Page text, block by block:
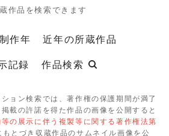
作品を検索できます
制作年
近年の所蔵作品
記録 作品検索
ョン検索では、著作権の保護期間が満了
載の許諾を得た作品の画像を公開すると
の展示に伴う複製等に関する著作権法第
もとづき収蔵作品のサムネイル画像を公